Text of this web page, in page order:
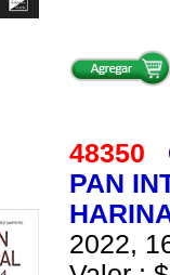
48350
PAN
2022,